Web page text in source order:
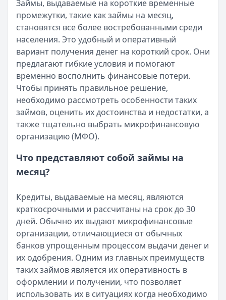
Опубликовано:5 декабря 2025 г.
Категория:МФО
Читать новость
Срочный микрозайм 15 000 ₽ на карту: свежая
Кратко:Нужны 15 000 рублей на карту прямо сегодня?
Опубликовано:5 декабря 2025 г.
Категория:МФО
Читать новость
Рекордный рост доли клиентов МФО с iPhone: что
Кратко:В III квартале 2025 года владельцы iPhone
Опубликовано:5 декабря 2025 г.
Категория:МФО
57 сервисов микрозаймов через Госуслуги: где
Кратко:Авторизация через Госуслуги ускоряет
Категория:МФО
Читать новость
Смс о «одобренном займе» от Bigmani Ru: как
Кратко:Пришло СМС об одобрении займа от Bigmani
Опубликовано:23 ноября 2025 г.
Категория:МФО
Читать новость
Все новости
Займы, выдаваемые на короткие временные
промежутки, такие как займы на месяц,
становятся все более востребованными среди
населения. Это удобный и оперативный
вариант получения денег на короткий срок. Они
предлагают гибкие условия и помогают
временно восполнить финансовые потери.
Чтобы принять правильное решение,
необходимо рассмотреть особенности таких
займов, оценить их достоинства и недостатки, а
также тщательно выбрать микрофинансовую
организацию (МФО).
Что представляют собой займы на
месяц?
Кредиты, выдаваемые на месяц, являются
краткосрочными и рассчитаны на срок до 30
дней. Обычно их выдают микрофинансовые
организации, отличающиеся от обычных
банков упрощенным процессом выдачи денег и
их одобрения. Одним из главных преимуществ
таких займов является их оперативность в
оформлении и получении, что позволяет
использовать их в ситуациях когда необходимо